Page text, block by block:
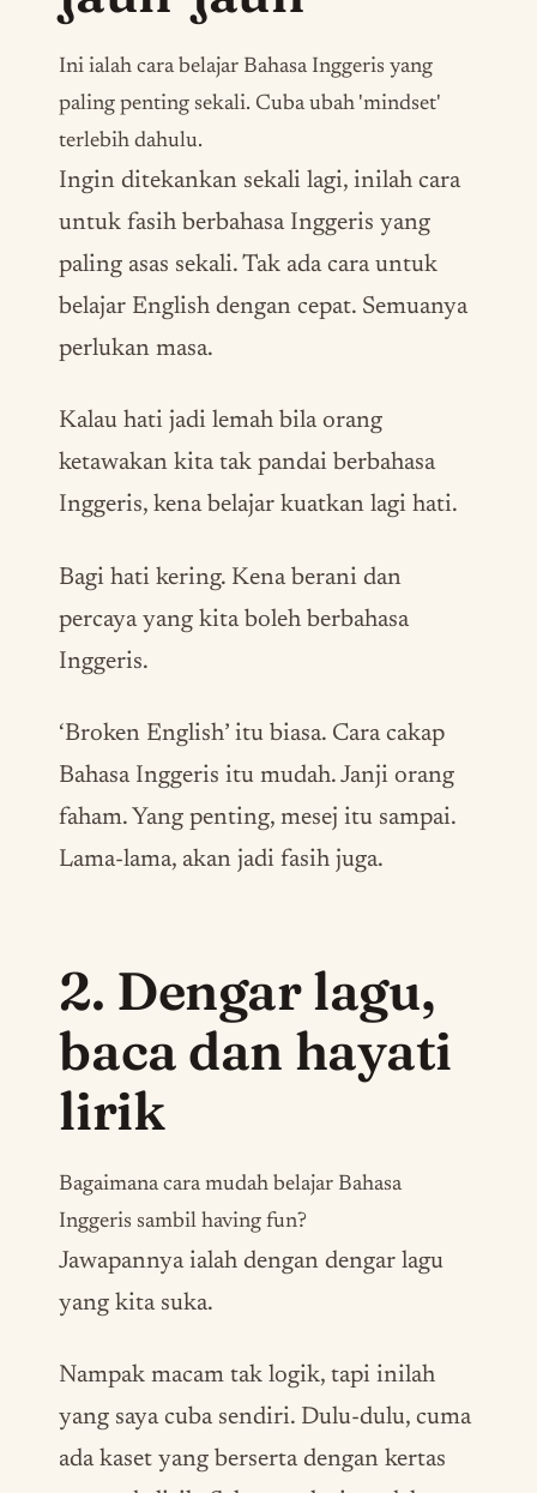
Ini ialah cara belajar Bahasa Inggeris yang
paling penting sekali. Cuba ubah 'mindset'
terlebih dahulu.
Ingin ditekankan sekali lagi, inilah cara
untuk fasih berbahasa Inggeris yang
paling asas sekali. Tak ada cara untuk
belajar English dengan cepat. Semuanya
perlukan masa.
Kalau hati jadi lemah bila orang
ketawakan kita tak pandai berbahasa
Inggeris, kena belajar kuatkan lagi hati.
Bagi hati kering. Kena berani dan
percaya yang kita boleh berbahasa
Inggeris.
‘Broken English’ itu biasa. Cara cakap
Bahasa Inggeris itu mudah. Janji orang
faham. Yang penting, mesej itu sampai.
Lama-lama, akan jadi fasih juga.
2. Dengar lagu,
baca dan hayati
lirik
Bagaimana cara mudah belajar Bahasa
Inggeris sambilhaving fun?
Jawapannya ialah dengan dengar lagu
yang kita suka.
Nampak macam tak logik, tapi inilah
yang saya cuba sendiri. Dulu-dulu, cuma
ada kaset yang berserta dengan kertas